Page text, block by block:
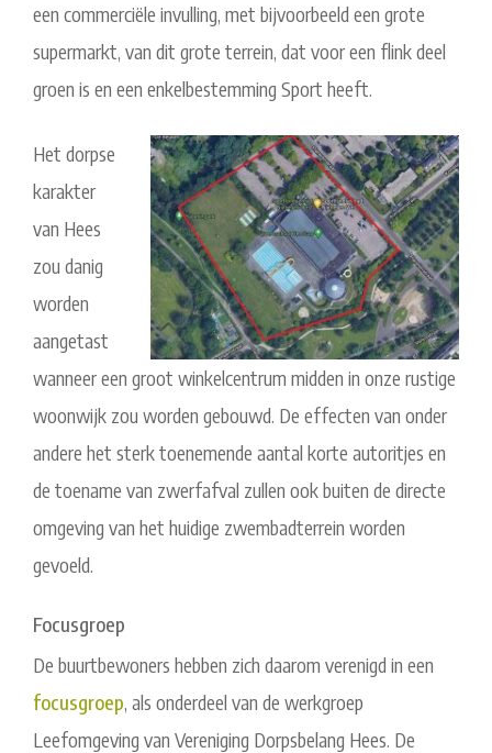
een commerciële invulling, met bijvoorbeeld een grote
supermarkt, van dit grote terrein, dat voor een flink deel
groen is en een enkelbestemming Sport heeft.
Het dorpse
karakter
van Hees
zou danig
worden
aangetast
wanneer een groot winkelcentrum midden in onze rustige
woonwijk zou worden gebouwd. De effecten van onder
andere het sterk toenemende aantal korte autoritjes en
de toename van zwerfafval zullen ook buiten de directe
omgeving van het huidige zwembadterrein worden
gevoeld.
Focusgroep
De buurtbewoners hebben zich daarom verenigd in een
focusgroep, als onderdeel van de werkgroep
Leefomgeving van Vereniging Dorpsbelang Hees. De